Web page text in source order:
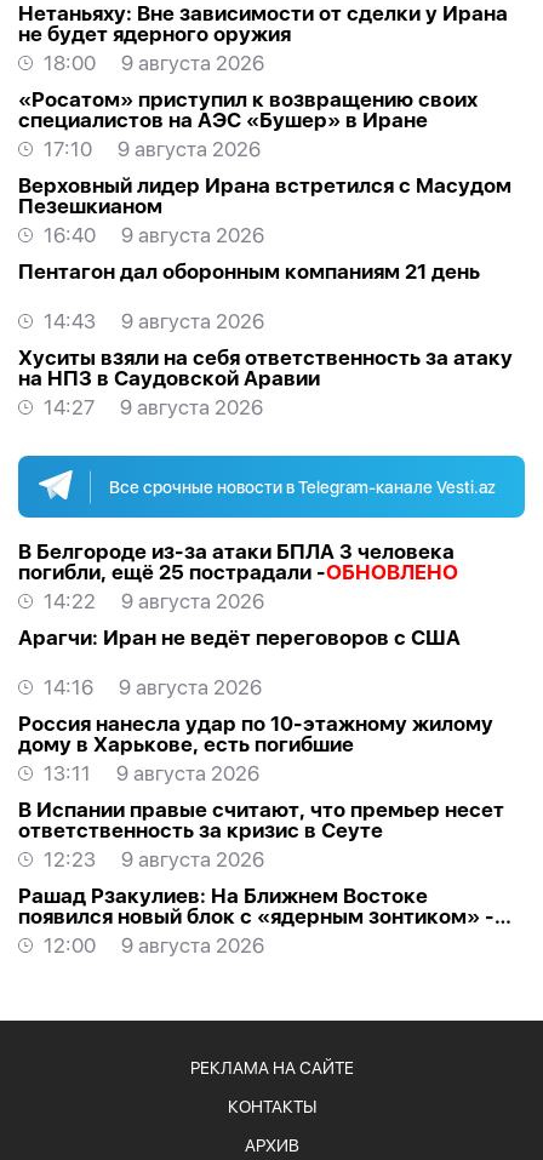
Нетаньяху: Вне зависимости от сделки у Ирана
не будет ядерного оружия
18:00
9 августа 2026
«Росатом» приступил к возвращению своих
специалистов на АЭС «Бушер» в Иране
17:10
9 августа 2026
Верховный лидер Ирана встретился с Масудом
Пезешкианом
16:40
9 августа 2026
Пентагон дал оборонным компаниям 21 день
14:43
9 августа 2026
Хуситы взяли на себя ответственность за атаку
на НПЗ в Саудовской Аравии
14:27
9 августа 2026
Все срочные новости в Telegram-канале Vesti.az
В Белгороде из-за атаки БПЛА 3 человека
погибли, ещё 25 пострадали -ОБНОВЛЕНО
14:22
9 августа 2026
Арагчи: Иран не ведёт переговоров с США
14:16
9 августа 2026
Россия нанесла удар по 10-этажному жилому
дому в Харькове, есть погибшие
13:11
9 августа 2026
В Испании правые считают, что премьер несет
ответственность за кризис в Сеуте
12:23
9 августа 2026
Рашад Рзакулиев: На Ближнем Востоке
появился новый блок с «ядерным зонтиком» -
МНЕНИЕ ЭКСПЕРТА
12:00 9 августа 2026
РЕКЛАМА НА САЙТЕ
КОНТАКТЫ
АРХИВ